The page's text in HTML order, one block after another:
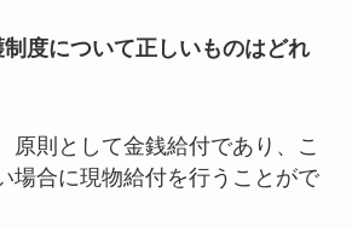
度について正しいものはどれ
原則として金銭給付であり、こ
場合に現物給付を行うことがで